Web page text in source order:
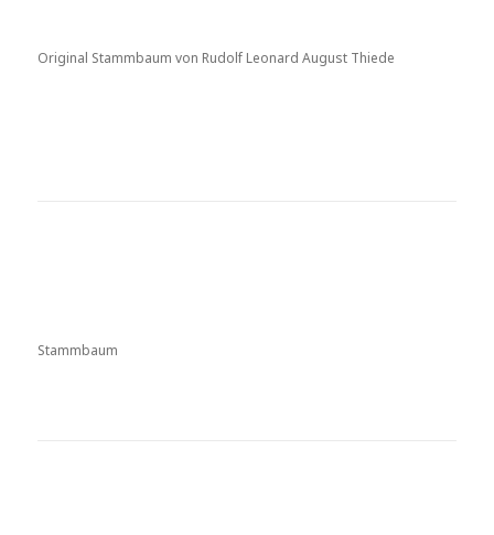
Original Stammbaum von Rudolf Leonard August Thiede
Stammbaum